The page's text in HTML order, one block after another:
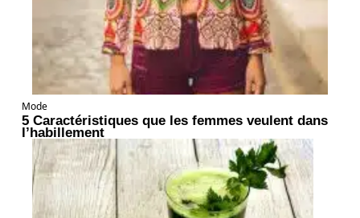
Mode
5 Caractéristiques que les femmes veulent dans
l’habillement